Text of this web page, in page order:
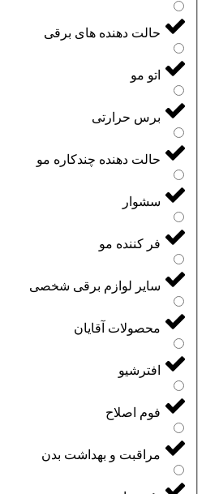
حالت دهنده های برقی
اتو مو
برس حرارتی
حالت دهنده چندکاره مو
سشوار
فر کننده مو
سایر لوازم برقی شخصی
محصولات آقایان
افترشیو
فوم اصلاح
مراقبت و بهداشت بدن